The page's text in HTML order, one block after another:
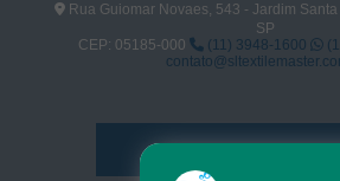
Rua Guiomar Novaes, 543 - Jardim
SP
CEP: 05185-000
(11) 3948-1600